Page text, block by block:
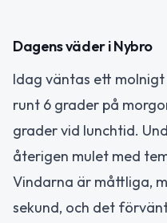
Dagens väder i Nybro
Idag väntas ett
runt 6 grader på
grader vid lunchtid.
återigen mulet med
Vindarna är måttliga,
sekund, och det